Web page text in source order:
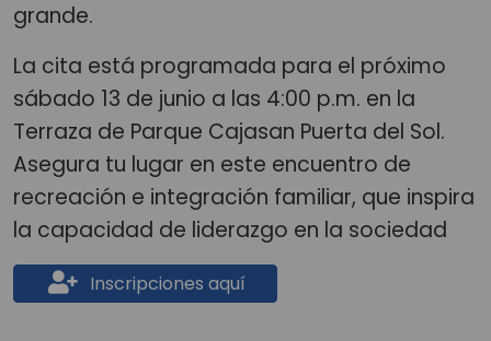
grande.
La cita está programada para el próximo
sábado 13 de junio a las 4:00 p.m. en la
Terraza de Parque Cajasan Puerta del Sol.
Asegura tu lugar en este encuentro de
recreación e integración familiar, que inspira
la capacidad de liderazgo en la sociedad
Inscripciones aquí